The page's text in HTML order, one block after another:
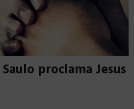
proclama Jesus